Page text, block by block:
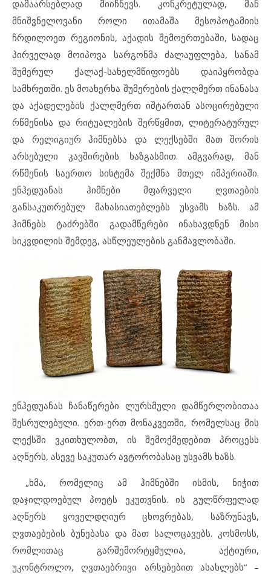
დამაარსებლად მიიჩნევს. კონკრეტულად, მან
მნიშვნელოვანი როლი ითამაშა მესოპოტამიის
ჩრდილოეთ რეგიონის, აქადის შემოერთებაში, სადაც
პირველად მოიპოვა სარგონმა ძალაუფლება, სანამ
შუმერულ ქალაქ-სახელმწიფოებს დაიპყრობდა
სამხრეთში. ეს მოახერხა შუმერების ქალღმერთ ინანასა
და აქადელების ქალღმერთ იშტართან ასოცირებული
რწმენისა და რიტუალების შერწყმით, ლიტერატურულ
და რელიგიურ ჰიმნებსა და ლექსებში მათ შორის
არსებული კავშირების ხაზგასმით. ამგვარად, მან
რწმენის საერთო სისტემა შექმნა მთელ იმპერიაში.
ენჰედუანას ჰიმნები მფარველი ღვთაების
განსაკუთრებულ მახასიათებლებს უსვამს ხაზს. ამ
ჰიმნებს ტაძრებში გადამწერები ინახავდნენ მისი
სიკვდილის შემდეგ, ასწლეულების განმავლობაში.
ენჰედუანას ჩანაწერები ლურსმული დამწერლობითაა
შესრულებული. ერთ-ერთ მონაკვეთში, რომელსაც მის
ლექსში ვკითხულობთ, ის შემოქმედებით პროცესს
აღწერს, ასევე საკუთარ ავტორობასაც უსვამს ხაზს.
„ხმა, რომელიც ამ ჰიმნებში ისმის, ნიჭით
დაჯილდოებულ პოეტს ეკუთვნის. ის გულწრფელად
აღწერს ყოველდღიურ ცხოვრებას, საზრუნავს,
ღვთაებების ბუნებასა და მათ სალოცავებს. კოსმოსს,
რომლითაც გარშემორტყმულია, აქტიური,
უკონტროლო, ღვთაებრივი არსებებით ასახლებს“ –